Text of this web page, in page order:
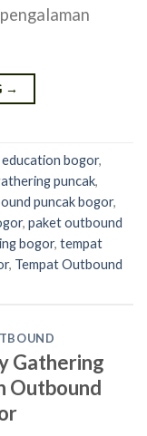
→
bogor,
puncak,
puncak bogor,
, paket outbound
bogor, tempat
, Tempat Outbound
Gathering
Outbound